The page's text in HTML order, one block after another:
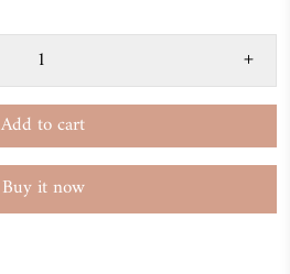
+
Add to cart
Buy it now